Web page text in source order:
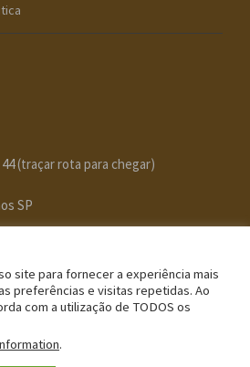
(traçar rota para chegar)
SP
Dutra e Fernão Dias.
site para fornecer a experiência mais
preferências e visitas repetidas. Ao
com a utilização de TODOS os
.